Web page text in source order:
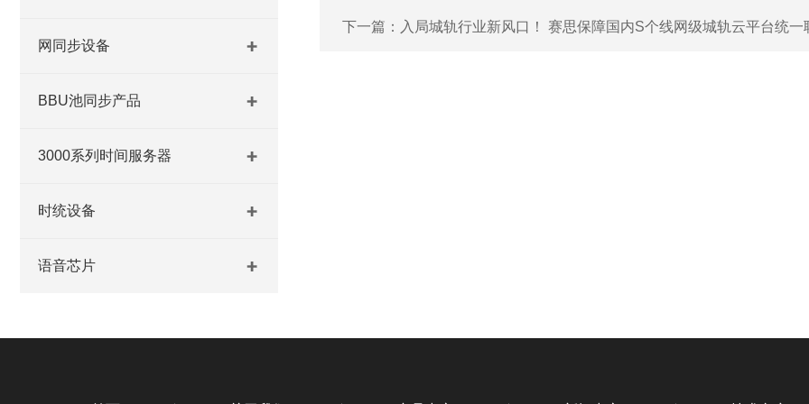
网同步设备
BBU池同步产品
3000系列时间服务器
时统设备
语音芯片
下一篇： 入局城轨行业新风口！ 赛思保障国内S个线网级城轨云平台统一